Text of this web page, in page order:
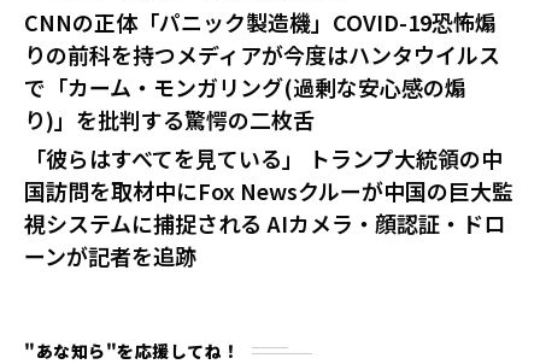
CNNの正体「パニック製造機」COVID-19恐怖煽
りの前科を持つメディアが今度はハンタウイルス
で「カーム・モンガリング(過剰な安心感の煽
り)」を批判する驚愕の二枚舌
「彼らはすべてを見ている」 トランプ大統領の中
国訪問を取材中にFox Newsクルーが中国の巨大監
視システムに捕捉される AIカメラ・顔認証・ドロ
ーンが記者を追跡
"あな知ら"を応援してね！